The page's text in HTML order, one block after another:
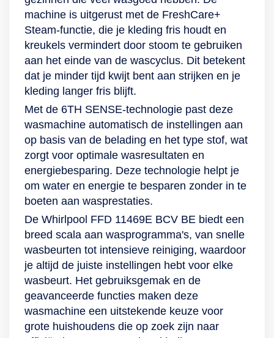
machine is uitgerust met de FreshCare+
Steam-functie, die je kleding fris houdt en
kreukels vermindert door stoom te gebruiken
aan het einde van de wascyclus. Dit betekent
dat je minder tijd kwijt bent aan strijken en je
kleding langer fris blijft.
Met de 6TH SENSE-technologie past deze
wasmachine automatisch de instellingen aan
op basis van de belading en het type stof, wat
zorgt voor optimale wasresultaten en
energiebesparing. Deze technologie helpt je
om water en energie te besparen zonder in te
boeten aan wasprestaties.
De Whirlpool FFD 11469E BCV BE biedt een
breed scala aan wasprogramma's, van snelle
wasbeurten tot intensieve reiniging, waardoor
je altijd de juiste instellingen hebt voor elke
wasbeurt. Het gebruiksgemak en de
geavanceerde functies maken deze
wasmachine een uitstekende keuze voor
grote huishoudens die op zoek zijn naar